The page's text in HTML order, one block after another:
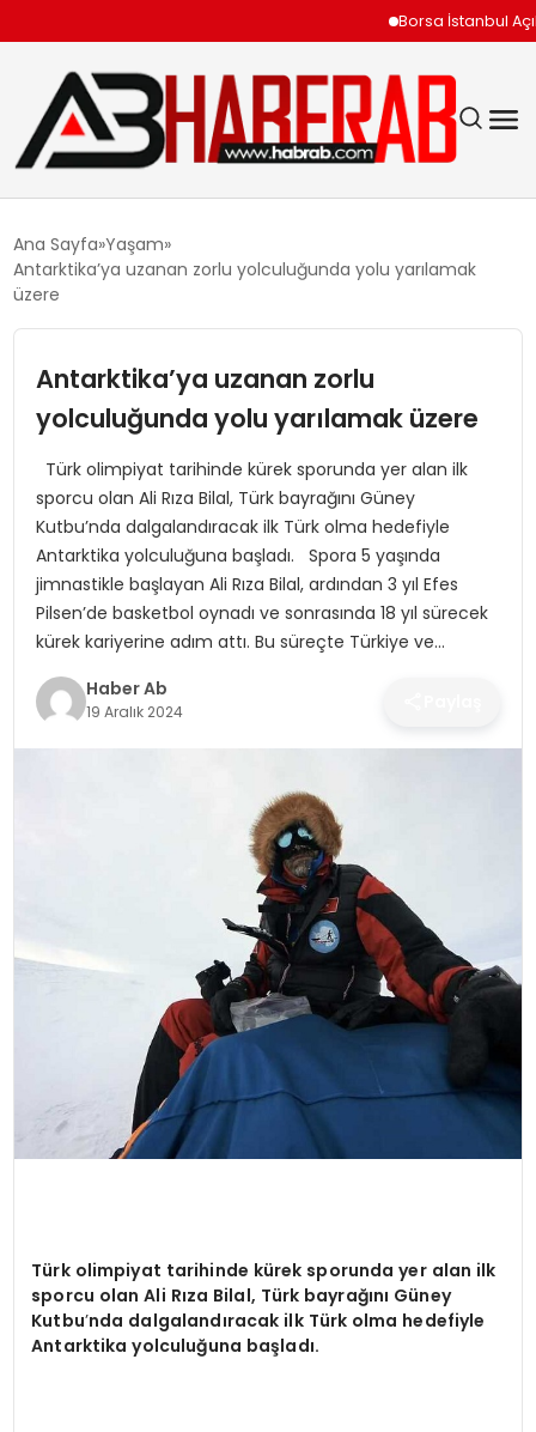
Borsa İstanbul
EKONOMI
TEKNOLOJI
SPOR
SAĞLIK
MAGAZIN
YAŞAM
Ana Sayfa Yaşam
Antarktika’ya uzanan zorlu yolculuğunda yolu yarılamak
üzere
Antarktika’ya uzanan zorlu
yolculuğunda yolu yarılamak üzere
Türk olimpiyat tarihinde kürek sporunda yer alan ilk
sporcu olan Ali Rıza Bilal, Türk bayrağını Güney
Kutbu’nda dalgalandıracak ilk Türk olma hedefiyle
Antarktika yolculuğuna başladı. Spora 5 yaşında
jimnastikle başlayan Ali Rıza Bilal, ardından 3 yıl Efes
Pilsen’de basketbol oynadı ve sonrasında 18 yıl sürecek
kürek kariyerine adım attı. Bu süreçte Türkiye ve…
Haber Ab
19 Aralık 2024
Türk olimpiyat tarihinde kürek sporunda yer alan ilk
sporcu olan Ali Rıza Bilal, Türk bayrağını Güney
Kutbu’nda dalgalandıracak ilk Türk olma hedefiyle
Antarktika yolculuğuna başladı.